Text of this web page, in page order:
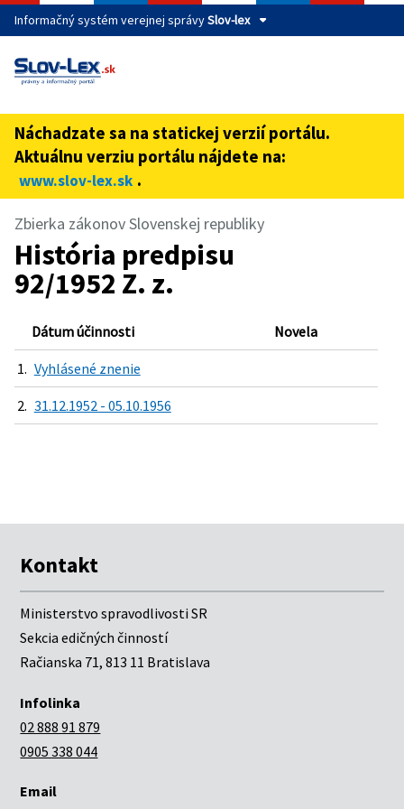
Informačný systém verejnej správySlov-lex
Táto stránka je zabezpečená
cez zabezpečenú webovú stránku verejnej správy SR.
Zabezpečená stránka vždy začína https:// pred názvom
domény webového sídla.
Náchadzate sa na statickej verzií portálu.
Aktuálnu verziu portálu nájdete na:
www.slov-lex.sk .
Zbierka zákonov Slovenskej republiky
História predpisu
92/1952 Z. z.
Dátum účinnosti Novela
1. Vyhlásené znenie
2. 31.12.1952 - 05.10.1956
Kontakt
Ministerstvo spravodlivosti SR
Sekcia edičných činností
Račianska 71, 813 11 Bratislava
Infolinka
02 888 91 879
0905 338 044
Email